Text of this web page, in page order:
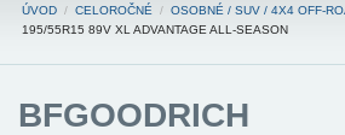
ÚVOD / CELOROČNÉ / OSOBNÉ / SUV / 4X4 OFF-
195/55R15 89V XL ADVANTAGE ALL-SEASON
BFGOODRICH